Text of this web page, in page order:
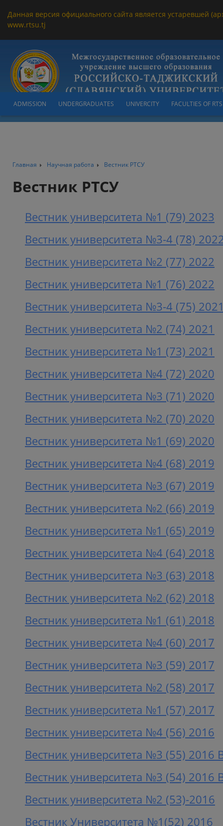
Данная версия официального сайта является устаревшей
www.rtsu.tj
ADMISSION UNDERGRADUATES UNIVERCITY FACULTIES OF
Главная Научная работа Вестник РТСУ
Вестник РТСУ
Вестник университета №1 (79) 2023
Вестник университета №3-4 (78)
Вестник университета №2 (77) 2022
Вестник университета №1 (76) 2022
Вестник университета №3-4 (75)
Вестник университета №2 (74) 2021
Вестник университета №1 (73) 2021
Вестник университета №4 (72) 2020
Вестник университета №3 (71) 2020
Вестник университета №2 (70) 2020
Вестник университета №1 (69) 2020
Вестник университета №4 (68) 2019
Вестник университета №3 (67) 2019
Вестник университета №2 (66) 2019
Вестник университета №1 (65) 2019
Вестник университета №4 (64) 2018
Вестник университета №3 (63) 2018
Вестник университета №2 (62) 2018
Вестник университета №1 (61) 2018
Вестник университета №4 (60) 2017
Вестник университета №3 (59) 2017
Вестник университета №2 (58) 2017
Вестник университета №1 (57) 2017
Вестник университета №4 (56) 2016
Вестник университета №3 (55) 2016
Вестник университета №3 (54) 2016
Вестник университета №2 (53)-2016
Вестник Университета №1(52) 2016